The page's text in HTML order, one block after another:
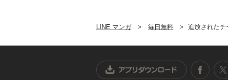
LINE マンガ 毎日無料 追放されたチート付与魔